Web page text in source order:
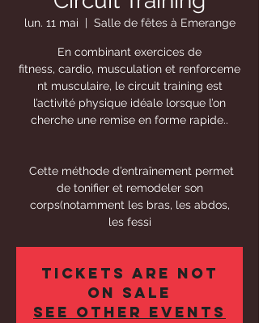
lun. 11 mai
  |
Salle de fêtes à Emerange
En combinant exercices de
fitness, cardio, musculation et renforceme
nt musculaire, le circuit training est
l’activité physique idéale lorsque l’on
cherche une remise en forme rapide..
Cette méthode d’entraînement permet
de tonifier et remodeler son
corps(notamment les bras, les abdos,
les fessi
Tickets Are Not
on Sale
See other events